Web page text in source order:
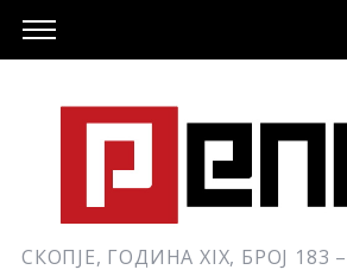
СКОПЈЕ, ГОДИНА XIX, БРОЈ 183